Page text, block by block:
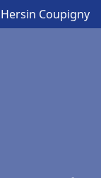
Coupigny